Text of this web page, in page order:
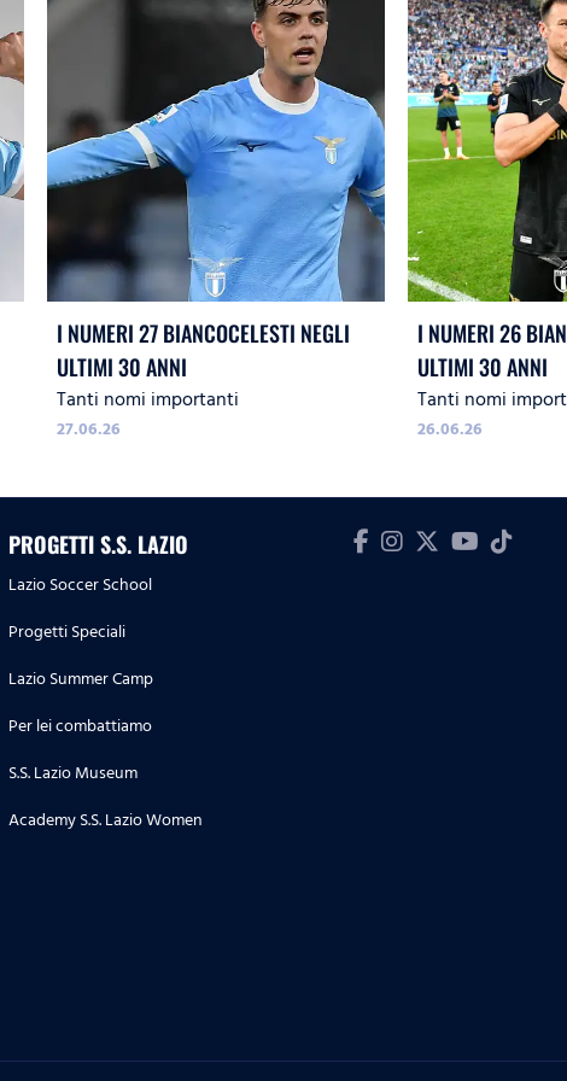
I NUMERI 27 BIANCOCELESTI NEGLI
ULTIMI 30 ANNI
Tanti nomi importanti
27.06.26
I NUMERI 26
ULTIMI 30 ANNI
Tanti nomi
26.06.26
PROGETTI S.S. LAZIO
Lazio Soccer School
Progetti Speciali
Lazio Summer Camp
Per lei combattiamo
S.S. Lazio Museum
Academy S.S. Lazio Women